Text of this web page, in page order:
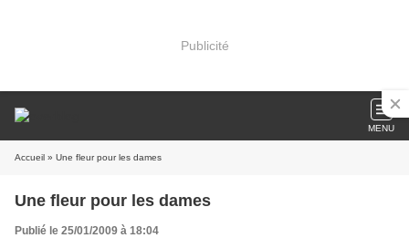
Publicité
MENU
Accueil » Une fleur pour les dames
Une fleur pour les dames
Publié le 25/01/2009 à 18:04